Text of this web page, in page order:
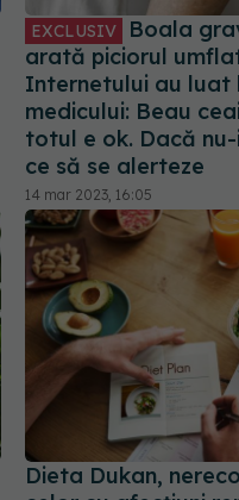
EXCLUSIV
Boala
arată piciorul
Internetului au luat
medicului: Beau
totul e ok. Dacă
ce să se alerteze
14 mar 2023, 16:05
Dieta Dukan,